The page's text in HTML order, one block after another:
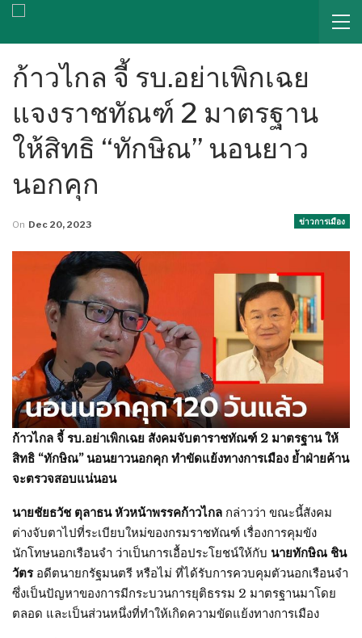
ก้าวไกล จี้ รบ.อย่าเพิกเฉย
แจงราชทัณฑ์ 2 มาตรฐาน
ให้สิทธิ “ทักษิณ” นอนยาว
นอกคุก
ข่าวการเมือง
On Dec 20, 2023
ก้าวไกล จี้ รบ.อย่าเพิกเฉย สังคมจับตาราชทัณฑ์ 2 มาตรฐาน ให้
สิทธิ “ทักษิณ” นอนยาวนอกคุก ทำขัดแย้งทางการเมือง ย้ำฝ่ายค้าน
จะตรวจสอบแน่นอน
นายชัยธวัช ตุลาธน หัวหน้าพรรคก้าวไกล กล่าวว่า ขณะนี้สังคม
ต่างจับตาไปที่ระเบียบใหม่ของกรมราชทัณฑ์ เรื่องการคุมขัง
นักโทษนอกเรือนจำ ว่าเป็นการเอื้อประโยชน์ให้กับ นายทักษิณ ชิน
วัตรอดีตนายกรัฐมนตรี หรือไม่ ที่ได้รับการควบคุมตัวนอกเรือนจำ
ซึ่งเป็นปัญหาของการมีกระบวนการยุติธรรม 2 มาตรฐานมาโดย
ตลอด และเป็นส่วนหนึ่งที่ทำให้เกิดความขัดแย้งทางการเมือง